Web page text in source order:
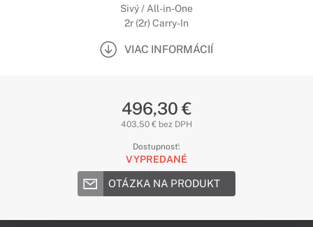
Sivý / All-in-One
2r (2r) Carry-In
VIAC INFORMÁCIÍ
496,30 €
403,50 € bez DPH
Dostupnosť:
VYPREDANÉ
OTÁZKA NA PRODUKT